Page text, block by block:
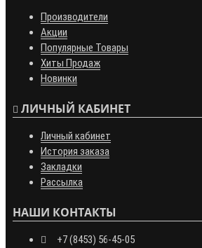
Производители
Акции
Популярные Товары
Хиты Продаж
Новинки
ЛИЧНЫЙ КАБИНЕТ
Личный кабинет
История заказа
Закладки
Рассылка
НАШИ КОНТАКТЫ
+7 (8453) 56-45-05